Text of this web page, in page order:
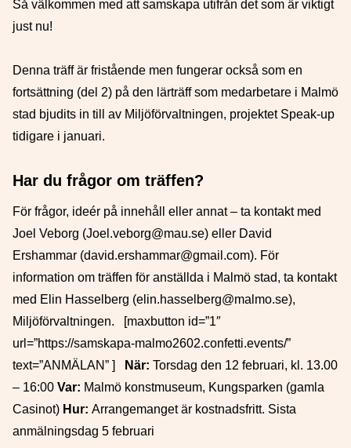
Så välkommen med att samskapa utifrån det som är viktigt
just nu!
Denna träff är fristående men fungerar också som en
fortsättning (del 2) på den lärträff som medarbetare i Malmö
stad bjudits in till av Miljöförvaltningen, projektet Speak-up
tidigare i januari.
Har du frågor om träffen?
För frågor, ideér på innehåll eller annat – ta kontakt med
Joel Veborg (Joel.veborg@mau.se) eller David
Ershammar (david.ershammar@gmail.com). För
information om träffen för anställda i Malmö stad, ta kontakt
med Elin Hasselberg (elin.hasselberg@malmo.se),
Miljöförvaltningen. [maxbutton id=”1″
url=”https://samskapa-malmo2602.confetti.events/”
text=”ANMÄLAN” ]
När: Torsdag den 12 februari, kl. 13.00
– 16:00 Var: Malmö konstmuseum, Kungsparken (gamla
Casinot) Hur: Arrangemanget är kostnadsfritt. Sista
anmälningsdag 5 februari